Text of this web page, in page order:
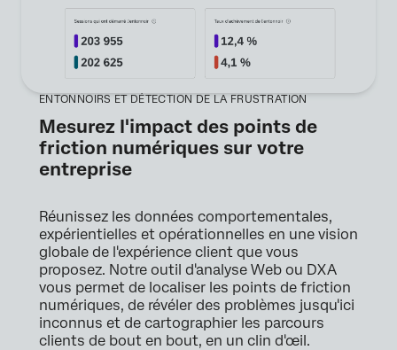
ENTONNOIRS ET DÉTECTION DE LA FRUSTRATION
Mesurez l'impact des points de
friction numériques sur votre
entreprise
Réunissez les données comportementales,
expérientielles et opérationnelles en une vision
globale de l'expérience client que vous
proposez. Notre outil d'analyse Web ou DXA
vous permet de localiser les points de friction
numériques, de révéler des problèmes jusqu'ici
inconnus et de cartographier les parcours
clients de bout en bout, en un clin d'œil.